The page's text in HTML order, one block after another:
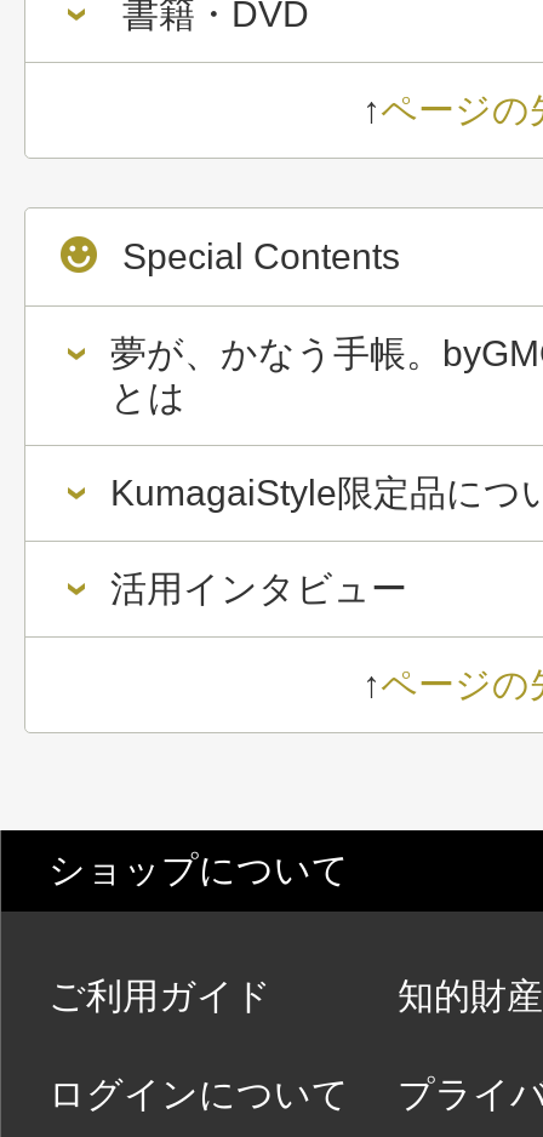
書籍・DVD
↑ページの
Special Contents
夢が、かなう手帳。
とは
KumagaiStyle限定品につ
活用インタビュー
↑ページの
ショップについて
ご利用ガイド
ログインについて
知的財産
プライ